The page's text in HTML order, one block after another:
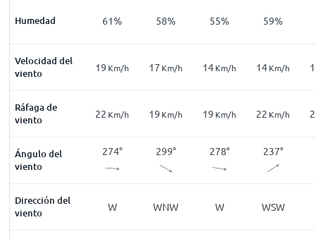
Humedad
73 61% 58% 55% 59%
Velocidad del
viento
Km/h 13Km/h 19 Km/h 17 Km/h 14Km/h 14Km/h
Ráfaga de
viento
Km/h 19Km/h 22 Km/h 19 Km/h 19 Km/h 22 Km/h
Ángulo del
viento
261 274° 299° 278° 237°
Dirección del
viento
W W WNW W WSW